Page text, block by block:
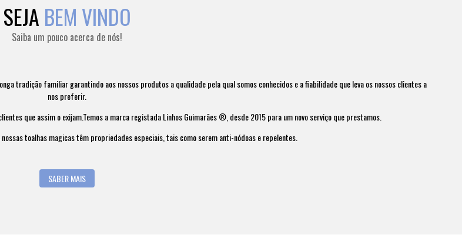
SEJA BEM VINDO
Saiba um pouco acerca de nós!
tradição familiar garantindo aos nossos produtos a qualidade pela qual somos conhecidos e a fiabilidade que leva os nossos clientes a
nos preferir.
que assim o exijam.Temos a marca registada Linhos Guimarães ®, desde 2015 para um novo serviço que prestamos.
nossas toalhas magicas têm propriedades especiais, tais como serem anti-nódoas e repelentes.
SABER MAIS